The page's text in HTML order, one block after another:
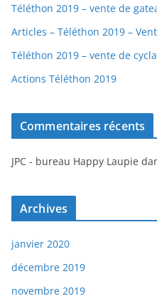
Téléthon 2019 – vente de
Articles – Téléthon 2019 –
Téléthon 2019 – vente de
Actions Téléthon 2019
Commentaires récents
JPC - bureau Happy Laupie
Archives
janvier 2020
décembre 2019
novembre 2019